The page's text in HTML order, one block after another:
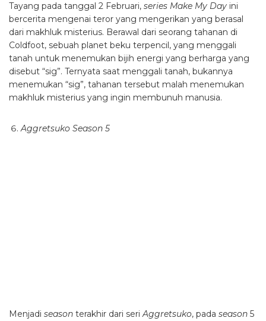
Tayang pada tanggal 2 Februari, series Make My Day ini
bercerita mengenai teror yang mengerikan yang berasal
dari makhluk misterius. Berawal dari seorang tahanan di
Coldfoot, sebuah planet beku terpencil, yang menggali
tanah untuk menemukan bijih energi yang berharga yang
disebut “sig”. Ternyata saat menggali tanah, bukannya
menemukan “sig”, tahanan tersebut malah menemukan
makhluk misterius yang ingin membunuh manusia.
Aggretsuko Season 5
Menjadi season terakhir dari seriAggretsuko, pada season 5